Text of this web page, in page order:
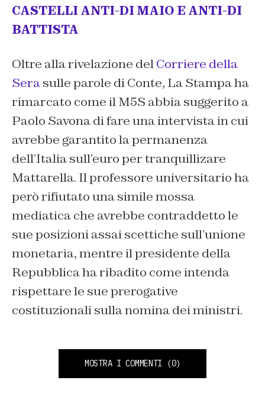
CASTELLI ANTI-DI MAIO E ANTI-DI
BATTISTA
Oltre alla rivelazione delCorriere della
Serasulle parole di Conte, La Stampa ha
rimarcato come il M5S abbia suggerito a
Paolo Savona di fare una intervista in cui
avrebbe garantito la permanenza
dell’Italia sull’euro per tranquillizare
Mattarella. Il professore universitario ha
però rifiutato una simile mossa
mediatica che avrebbe contraddetto le
sue posizioni assai scettiche sull’unione
monetaria, mentre il presidente della
Repubblica ha ribadito come intenda
rispettare le sue prerogative
costituzionali sulla nomina dei ministri.
MOSTRA I COMMENTI (0)